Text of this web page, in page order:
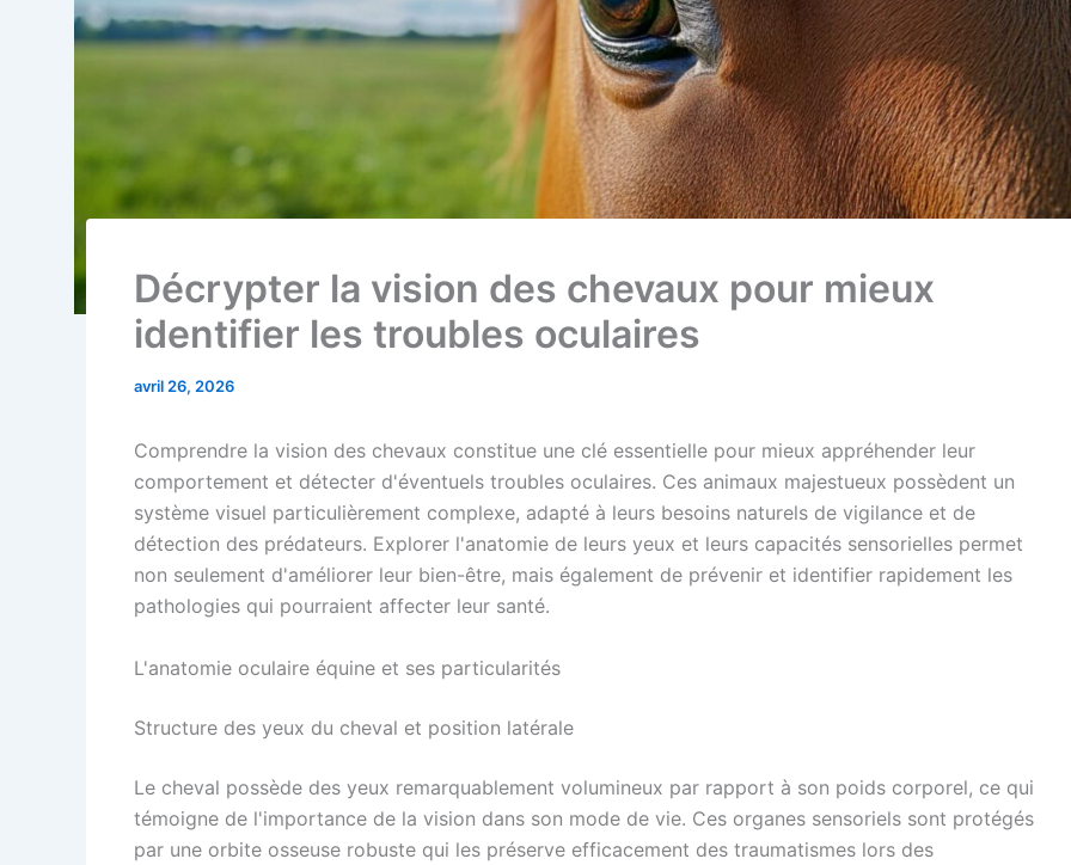
Décrypter la vision des chevaux pour mieux
identifier les troubles oculaires
avril 26, 2026
Comprendre la vision des chevaux constitue une clé essentielle pour mieux appréhender leur
comportement et détecter d'éventuels troubles oculaires. Ces animaux majestueux possèdent un
système visuel particulièrement complexe, adapté à leurs besoins naturels de vigilance et de
détection des prédateurs. Explorer l'anatomie de leurs yeux et leurs capacités sensorielles permet
non seulement d'améliorer leur bien-être, mais également de prévenir et identifier rapidement les
pathologies qui pourraient affecter leur santé.
L'anatomie oculaire équine et ses particularités
Structure des yeux du cheval et position latérale
Le cheval possède des yeux remarquablement volumineux par rapport à son poids corporel, ce qui
témoigne de l'importance de la vision dans son mode de vie. Ces organes sensoriels sont protégés
par une orbite osseuse robuste qui les préserve efficacement des traumatismes lors des